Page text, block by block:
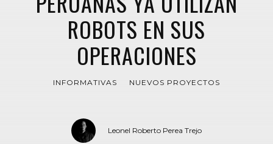
ROBOTS EN SUS
OPERACIONES
INFORMATIVAS NUEVOS PROYECTOS
Leonel Roberto Perea Trejo